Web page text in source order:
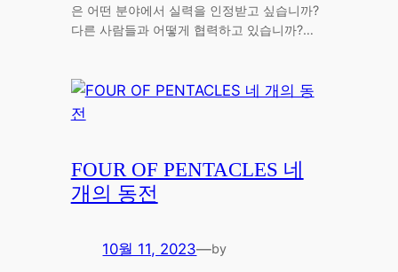
은 어떤 분야에서 실력을 인정받고 싶습니까?
다른 사람들과 어떻게 협력하고 있습니까?…
FOUR OF PENTACLES 네
개의 동전
10월 11, 2023—by